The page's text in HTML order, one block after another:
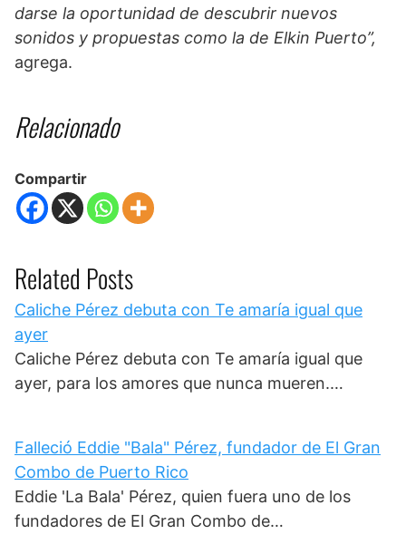
darse la oportunidad de descubrir nuevos
sonidos y propuestas como la de Elkin Puerto”,
agrega.
Relacionado
Compartir
Related Posts
Caliche Pérez debuta con Te amaría igual que
ayer
Caliche Pérez debuta con Te amaría igual que
ayer, para los amores que nunca mueren.…
Falleció Eddie "Bala" Pérez, fundador de El Gran
Combo de Puerto Rico
Eddie 'La Bala' Pérez, quien fuera uno de los
fundadores de El Gran Combo de…